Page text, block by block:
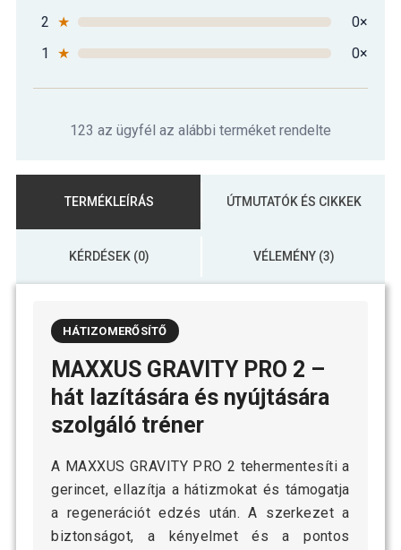
2 ★
0×
1
★ 0×
123 az ügyfél az alábbi terméket rendelte
TERMÉKLEÍRÁS ÚTMUTATÓK ÉS CIKKEK
KÉRDÉSEK (0) VÉLEMÉNY (3)
HÁTIZOMERŐSÍTŐ
MAXXUS GRAVITY PRO 2 –
hát lazítására és nyújtására
szolgáló tréner
A MAXXUS GRAVITY PRO 2 tehermentesíti a
gerincet, ellazítja a hátizmokat és támogatja
a regenerációt edzés után. A szerkezet a
biztonságot, a kényelmet és a pontos